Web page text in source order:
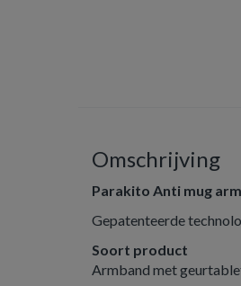
Omschrijving
Parakito Anti mug
Gepatenteerde
Soort product
Armband met